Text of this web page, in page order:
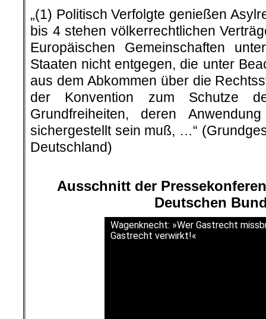
„(1) Politisch Verfolgte genießen
bis 4 stehen völkerrechtlichen
Europäischen Gemeinschaften
Staaten nicht entgegen, die unter
aus dem Abkommen über die
der Konvention zum Schutze
Grundfreiheiten, deren
sichergestellt sein muß, …“
Deutschland)
Ausschnitt der
Deutschen
Wagenknecht: »Wer Gastrecht
Gastrecht verwirkt!«